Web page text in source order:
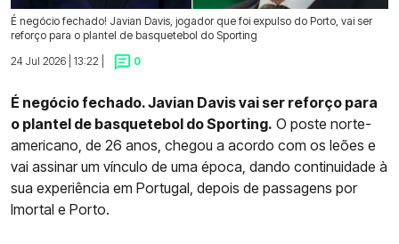
É negócio fechado! Javian Davis, jogador que foi expulso do Porto, vai ser
reforço para o plantel de basquetebol do Sporting
24 Jul 2026 | 13:22 |
0
É negócio fechado. Javian Davis vai ser reforço para
o plantel de basquetebol do Sporting. O poste norte-
americano, de 26 anos, chegou a acordo com os leões e
vai assinar um vínculo de uma época, dando continuidade à
sua experiência em Portugal, depois de passagens por
Imortal e Porto.